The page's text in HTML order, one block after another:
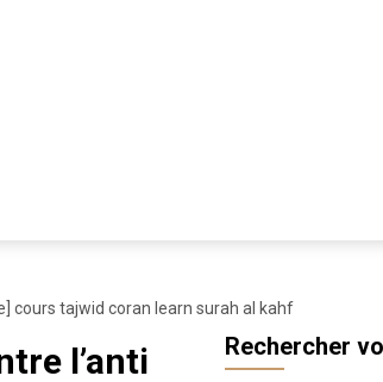
cours tajwid coran learn surah al kahf
l’anti
Rechercher